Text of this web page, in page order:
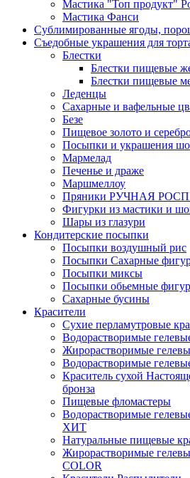
Мастика "Топ продукт"
Мастика Фанси
Сублимированные ягоды,
Съедобные украшения для
Блестки
Блестки пищевые
Блестки пищевые
Леденцы
Сахарные и вафельные
Безе
Пищевое золото и
Посыпки и украшения
Мармелад
Печенье и драже
Маршмеллоу
Пряники РУЧНАЯ
Фигурки из мастики и
Шары из глазури
Кондитерские посыпки
Посыпки воздушный рис
Посыпки Сахарные
Посыпки миксы
Посыпки обьемные
Сахарные бусины
Красители
Сухие перламутровые
Водорастворимые
Жирорастворимые
Водорастворимые
Краситель сухой
бронза
Пищевые фломастеры
Водорастворимые
ХИТ
Натуральные пищевые
Жирорастворимые
COLOR